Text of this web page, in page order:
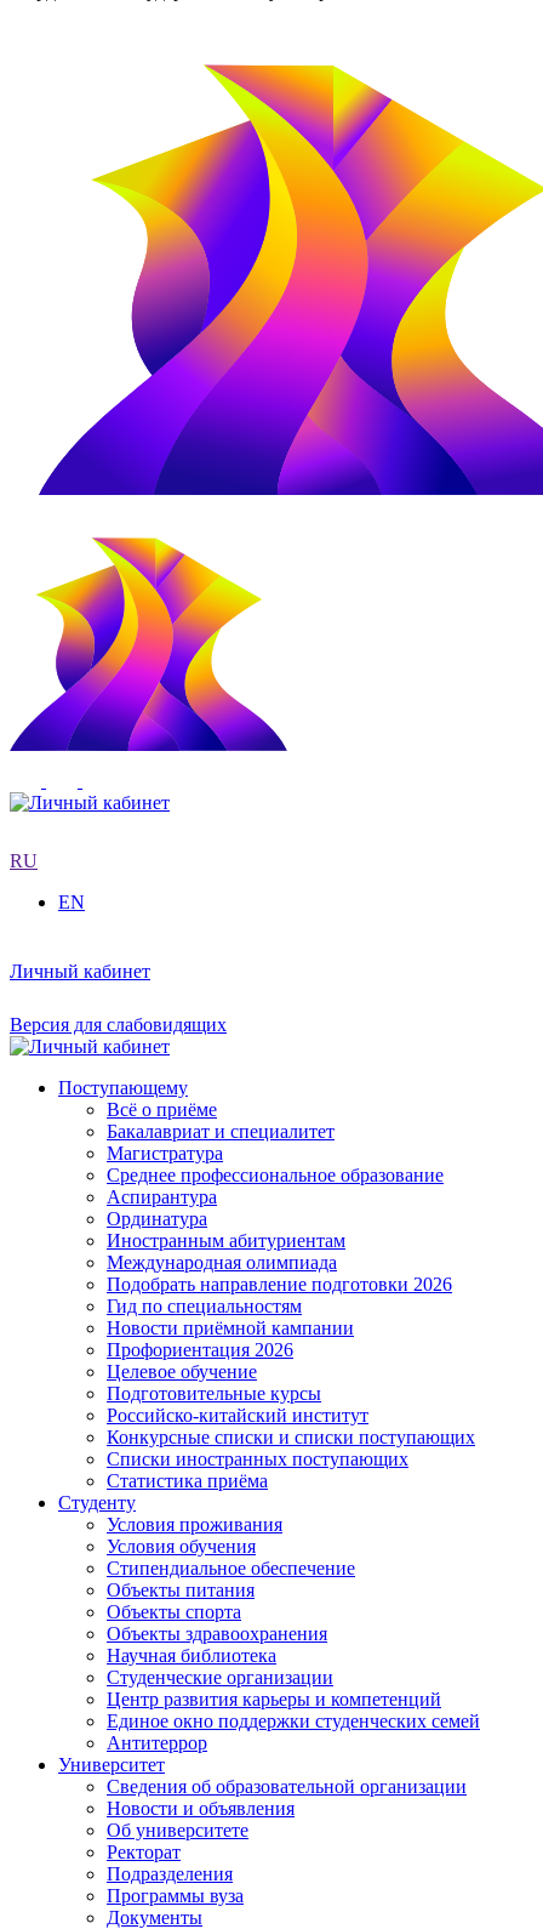
RU
EN
Личный кабинет
Версия для слабовидящих
Поступающему
Всё о приёме
Бакалавриат и специалитет
Магистратура
Среднее профессиональное образование
Аспирантура
Ординатура
Иностранным абитуриентам
Международная олимпиада
Подобрать направление подготовки 2026
Гид по специальностям
Новости приёмной кампании
Профориентация 2026
Целевое обучение
Подготовительные курсы
Российско-китайский институт
Конкурсные списки и списки поступающих
Списки иностранных поступающих
Статистика приёма
Студенту
Условия проживания
Условия обучения
Стипендиальное обеспечение
Объекты питания
Объекты спорта
Объекты здравоохранения
Научная библиотека
Студенческие организации
Центр развития карьеры и компетенций
Единое окно поддержки студенческих семей
Антитеррор
Университет
Сведения об образовательной организации
Новости и объявления
Об университете
Ректорат
Подразделения
Программы вуза
Документы